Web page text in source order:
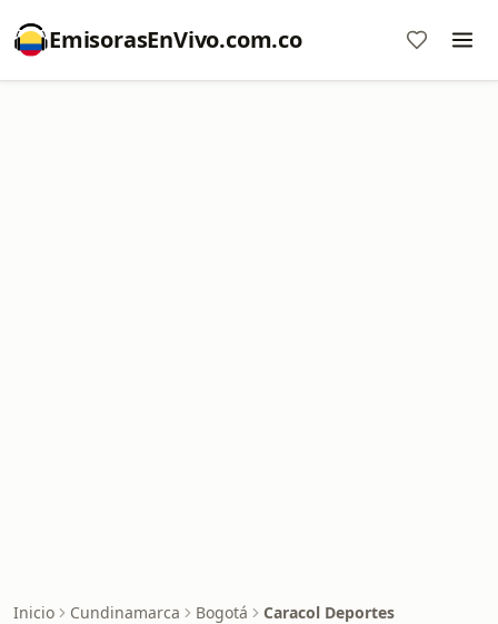
EmisorasEnVivo.com.co
Inicio Cundinamarca Bogotá Caracol Deportes